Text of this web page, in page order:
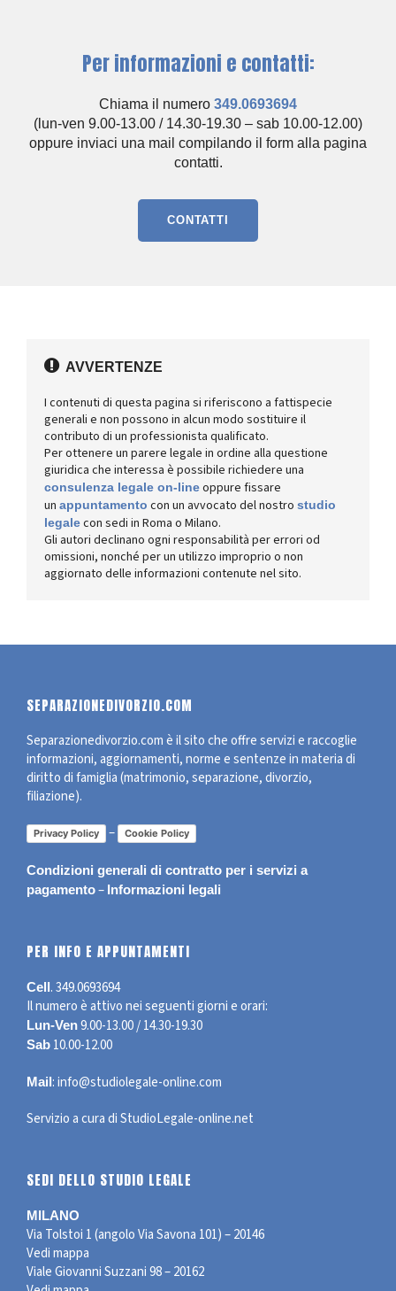
Per informazioni e contatti:
Chiama il numero 349.0693694
(lun-ven 9.00-13.00 / 14.30-19.30 – sab 10.00-12.00)
oppure inviaci una mail compilando il form alla pagina
contatti.
CONTATTI
AVVERTENZE
I contenuti di questa pagina si riferiscono a fattispecie
generali e non possono in alcun modo sostituire il
contributo di un professionista qualificato.
Per ottenere un parere legale in ordine alla questione
giuridica che interessa è possibile richiedere una
consulenza legale on-lineoppure fissare
un appuntamento con un avvocato del nostro studio
legalecon sedi in Roma o Milano.
Gli autori declinano ogni responsabilità per errori od
omissioni, nonché per un utilizzo improprio o non
aggiornato delle informazioni contenute nel sito.
SEPARAZIONEDIVORZIO.COM
Separazionedivorzio.com è il sito che offre servizi e raccoglie
informazioni, aggiornamenti, norme e sentenze in materia di
diritto di famiglia (matrimonio, separazione, divorzio,
filiazione).
Privacy Policy – Cookie Policy
Condizioni generali di contratto per i servizi a
pagamento– Informazioni legali
PER INFO E APPUNTAMENTI
Cell.349.0693694
Il numero è attivo nei seguenti giorni e orari:
Lun-Ven9.00-13.00 / 14.30-19.30
Sab 10.00-12.00
Mail:info@studiolegale-online.com
Servizio a cura diStudioLegale-online.net
SEDI DELLO STUDIO LEGALE
MILANO
Via Tolstoi 1 (angolo Via Savona 101) – 20146
Vedi mappa
Viale Giovanni Suzzani 98 – 20162